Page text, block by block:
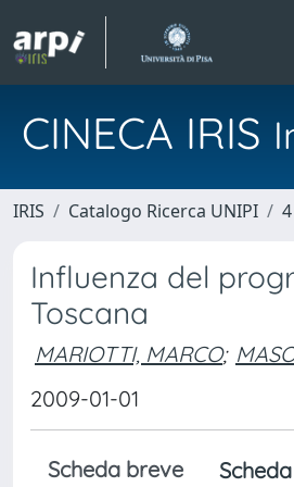
CINECA IRIS
IRIS Catalogo Ricerca UNIPI
Influenza del
Toscana
MARIOTTI, MARCO;
2009-01-01
Scheda breve